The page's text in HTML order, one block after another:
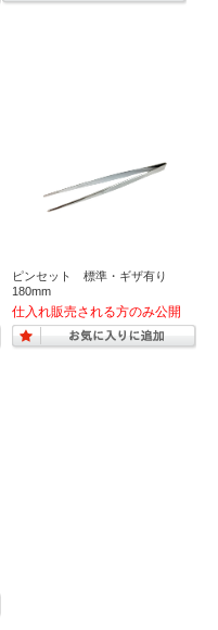
ピンセット 標準・ギザ有り
180mm